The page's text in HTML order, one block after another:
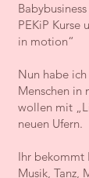
PEKiP Kurse
in motion“
Nun habe
Menschen in
wollen mit
neuen Ufern.
Ihr bekommt
Musik, Tanz,